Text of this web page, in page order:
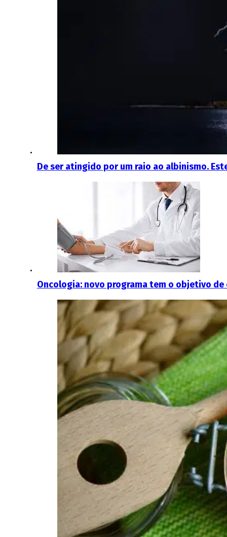
De ser atingido por um raio ao albinismo.
Oncologia: novo programa tem o objetivo